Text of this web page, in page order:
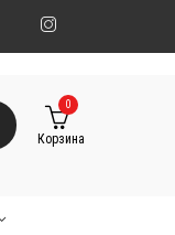
0
Корзина